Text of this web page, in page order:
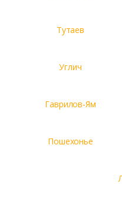
Тутаев
Углич
Гаврилов-Ям
Пошехонье